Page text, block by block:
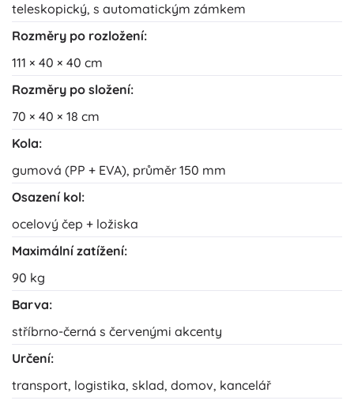
teleskopický, s automatickým zámkem
Rozměry po rozložení:
111 × 40 × 40 cm
Rozměry po složení:
70 × 40 × 18 cm
Kola:
gumová (PP + EVA), průměr 150 mm
Osazení kol:
ocelový čep + ložiska
Maximální zatížení:
90 kg
Barva:
stříbrno-černá s červenými akcenty
Určení:
transport, logistika, sklad, domov, kancelář